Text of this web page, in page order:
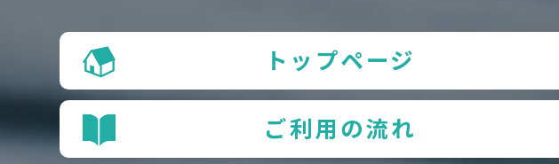
トップページ
ご利用の流れ